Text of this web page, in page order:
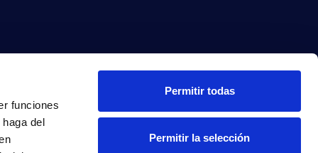
funciones
del
Permitir todas
Permitir la selección